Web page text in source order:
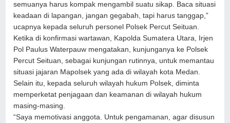
semuanya harus kompak mengambil suatu sikap. Baca situasi
keadaan di lapangan, jangan gegabah, tapi harus tanggap,”
ucapnya kepada seluruh personel Polsek Percut Seituan.
Ketika di konfirmasi wartawan, Kapolda Sumatera Utara, Irjen
Pol Paulus Waterpauw mengatakan, kunjunganya ke Polsek
Percut Seituan, sebagai kunjungan rutinnya, untuk memantau
situasi jajaran Mapolsek yang ada di wilayah kota Medan.
Selain itu, kepada seluruh wilayah hukum Polsek, diminta
memperketat penjagaan dan keamanan di wilayah hukum
masing-masing.
“Saya memotivasi anggota. Untuk pengamanan, agar disusun